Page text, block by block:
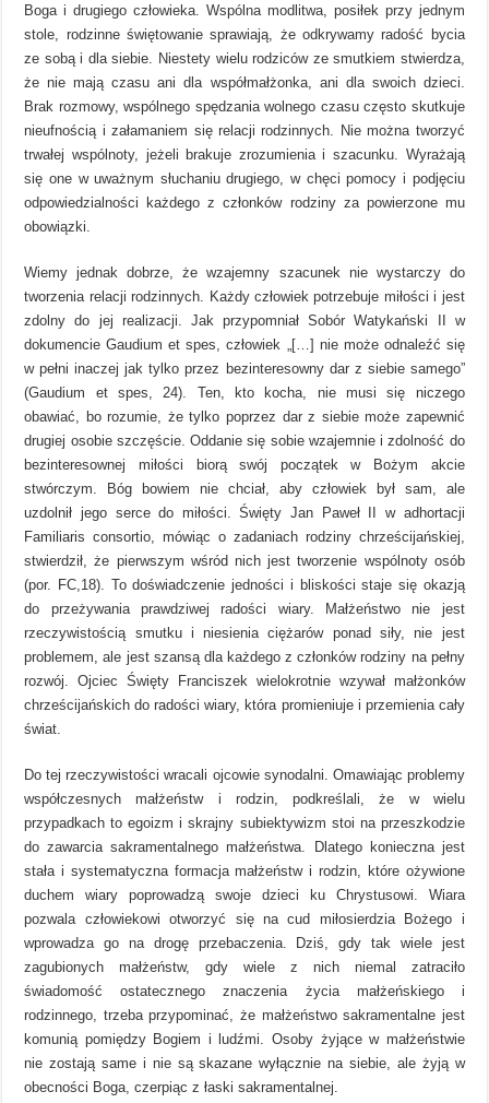
Boga i drugiego człowieka. Wspólna modlitwa, posiłek przy jednym
stole, rodzinne świętowanie sprawiają, że odkrywamy radość bycia
ze sobą i dla siebie. Niestety wielu rodziców ze smutkiem stwierdza,
że nie mają czasu ani dla współmałżonka, ani dla swoich dzieci.
Brak rozmowy, wspólnego spędzania wolnego czasu często skutkuje
nieufnością i załamaniem się relacji rodzinnych. Nie można tworzyć
trwałej wspólnoty, jeżeli brakuje zrozumienia i szacunku. Wyrażają
się one w uważnym słuchaniu drugiego, w chęci pomocy i podjęciu
odpowiedzialności każdego z członków rodziny za powierzone mu
obowiązki.
Wiemy jednak dobrze, że wzajemny szacunek nie wystarczy do
tworzenia relacji rodzinnych. Każdy człowiek potrzebuje miłości i jest
zdolny do jej realizacji. Jak przypomniał Sobór Watykański II w
dokumencie Gaudium et spes, człowiek „[…] nie może odnaleźć się
w pełni inaczej jak tylko przez bezinteresowny dar z siebie samego”
(Gaudium et spes, 24). Ten, kto kocha, nie musi się niczego
obawiać, bo rozumie, że tylko poprzez dar z siebie może zapewnić
drugiej osobie szczęście. Oddanie się sobie wzajemnie i zdolność do
bezinteresownej miłości biorą swój początek w Bożym akcie
stwórczym. Bóg bowiem nie chciał, aby człowiek był sam, ale
uzdolnił jego serce do miłości. Święty Jan Paweł II w adhortacji
Familiaris consortio, mówiąc o zadaniach rodziny chrześcijańskiej,
stwierdził, że pierwszym wśród nich jest tworzenie wspólnoty osób
(por. FC,18). To doświadczenie jedności i bliskości staje się okazją
do przeżywania prawdziwej radości wiary. Małżeństwo nie jest
rzeczywistością smutku i niesienia ciężarów ponad siły, nie jest
problemem, ale jest szansą dla każdego z członków rodziny na pełny
rozwój. Ojciec Święty Franciszek wielokrotnie wzywał małżonków
chrześcijańskich do radości wiary, która promieniuje i przemienia cały
świat.
Do tej rzeczywistości wracali ojcowie synodalni. Omawiając problemy
współczesnych małżeństw i rodzin, podkreślali, że w wielu
przypadkach to egoizm i skrajny subiektywizm stoi na przeszkodzie
do zawarcia sakramentalnego małżeństwa. Dlatego konieczna jest
stała i systematyczna formacja małżeństw i rodzin, które ożywione
duchem wiary poprowadzą swoje dzieci ku Chrystusowi. Wiara
pozwala człowiekowi otworzyć się na cud miłosierdzia Bożego i
wprowadza go na drogę przebaczenia. Dziś, gdy tak wiele jest
zagubionych małżeństw, gdy wiele z nich niemal zatraciło
świadomość ostatecznego znaczenia życia małżeńskiego i
rodzinnego, trzeba przypominać, że małżeństwo sakramentalne jest
komunią pomiędzy Bogiem i ludźmi. Osoby żyjące w małżeństwie
nie zostają same i nie są skazane wyłącznie na siebie, ale żyją w
obecności Boga, czerpiąc z łaski sakramentalnej.